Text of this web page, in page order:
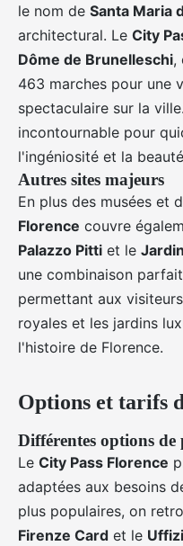
le nom de Santa Maria
architectural. Le City
Dôme de Brunelleschi,
463 marches pour une
spectaculaire sur la
incontournable pour
l'ingéniosité et la
Autres sites majeurs
En plus des musées et
Florence couvre
Palazzo Pitti et le
une combinaison
permettant aux
royales et les jardins
l'histoire de Florence.
Options et tarifs
Différentes options de
Le City Pass Florence
adaptées aux besoins
plus populaires, on
Firenze Card et le